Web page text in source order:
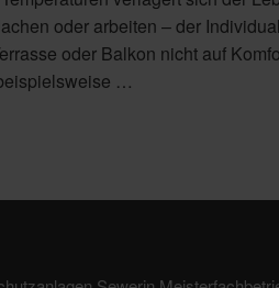
oder arbeiten – der
oder Balkon nicht auf
…